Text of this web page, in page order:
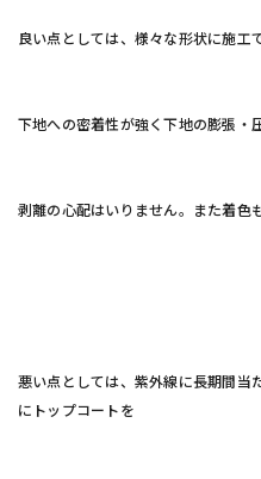
良い点としては、様々な形状に施工
下地への密着性が強く下地の膨張・
剥離の心配はいりません。また着色
悪い点としては、紫外線に長期間当
にトップコートを